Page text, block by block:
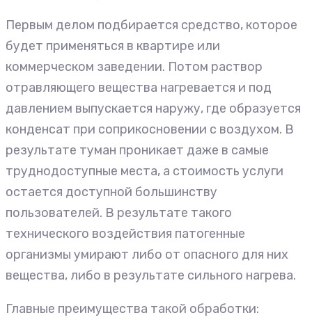
Первым делом подбирается средство, которое
будет применяться в квартире или
коммерческом заведении. Потом раствор
отравляющего вещества нагревается и под
давлением выпускается наружу, где образуется
конденсат при соприкосновении с воздухом. В
результате туман проникает даже в самые
труднодоступные места, а стоимость услуги
остается доступной большинству
пользователей. В результате такого
технического воздействия патогенные
организмы умирают либо от опасного для них
вещества, либо в результате сильного нагрева.
Главные преимущества такой обработки: